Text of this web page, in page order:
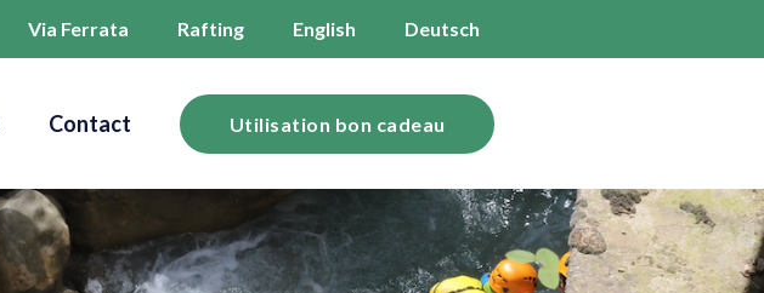
Via Ferrata Rafting English Deutsch
Contact Utilisation bon cadeau